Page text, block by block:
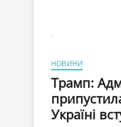
НОВИНИ
Трамп:
Україні